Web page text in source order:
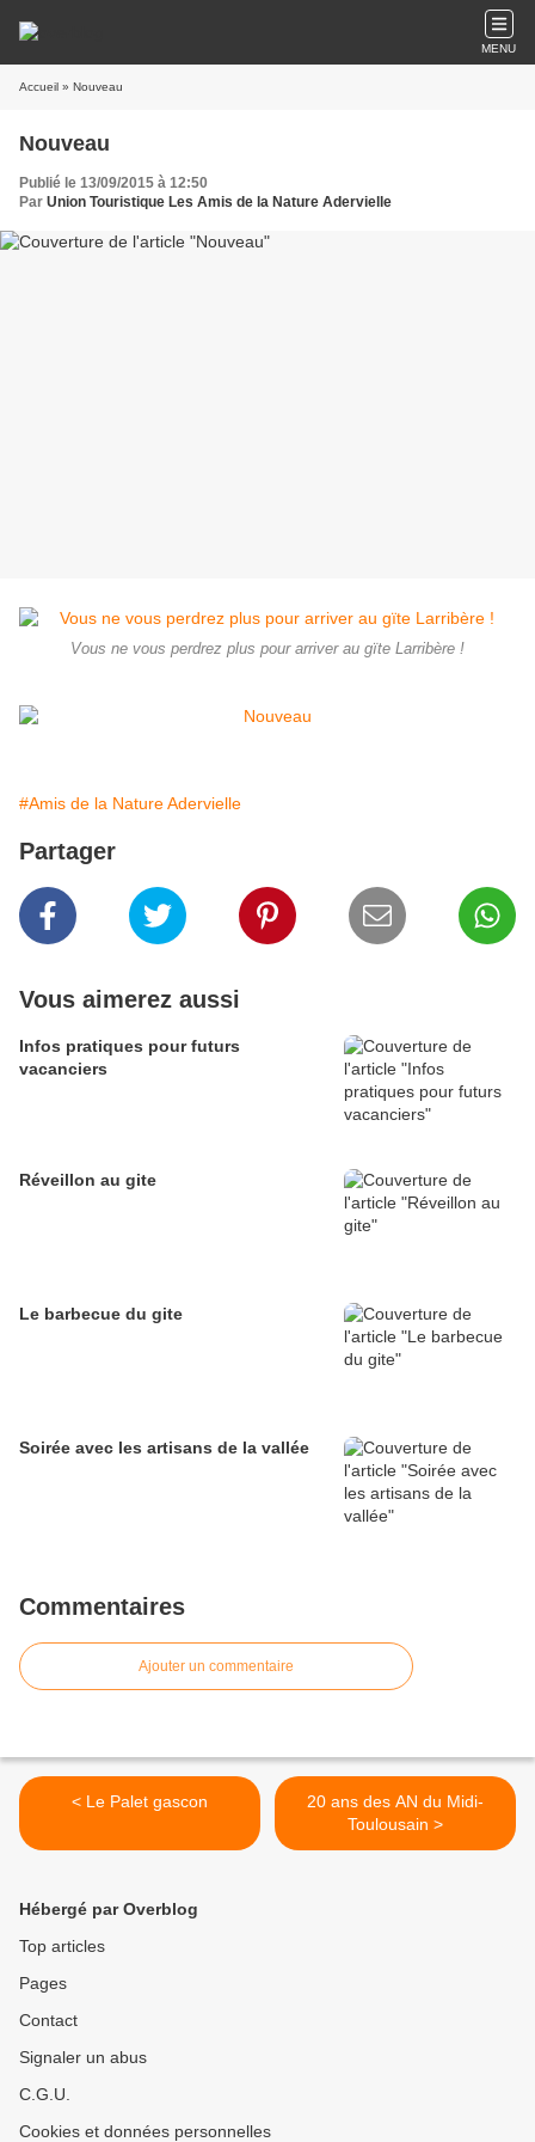
MENU
Accueil » Nouveau
Nouveau
Publié le 13/09/2015 à 12:50
Par Union Touristique Les Amis de la Nature Adervielle
Vous ne vous perdrez plus pour arriver au gïte Larribère !
#Amis de la Nature Adervielle
Partager
Vous aimerez aussi
Infos pratiques pour futurs
vacanciers
Réveillon au gite
Le barbecue du gite
Soirée avec les artisans de la vallée
Commentaires
Ajouter un commentaire
< Le Palet gascon
20 ans des AN du Midi-
Toulousain >
Hébergé par Overblog
Top articles
Pages
Contact
Signaler un abus
C.G.U.
Cookies et données personnelles